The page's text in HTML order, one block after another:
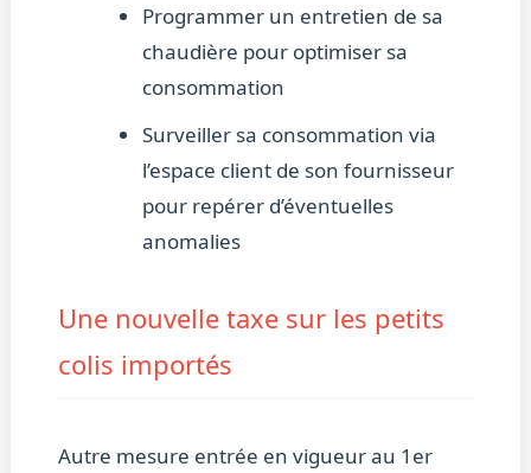
Programmer un entretien de sa
chaudière pour optimiser sa
consommation
Surveiller sa consommation via
l’espace client de son fournisseur
pour repérer d’éventuelles
anomalies
Une nouvelle taxe sur les petits
colis importés
Autre mesure entrée en vigueur au 1er